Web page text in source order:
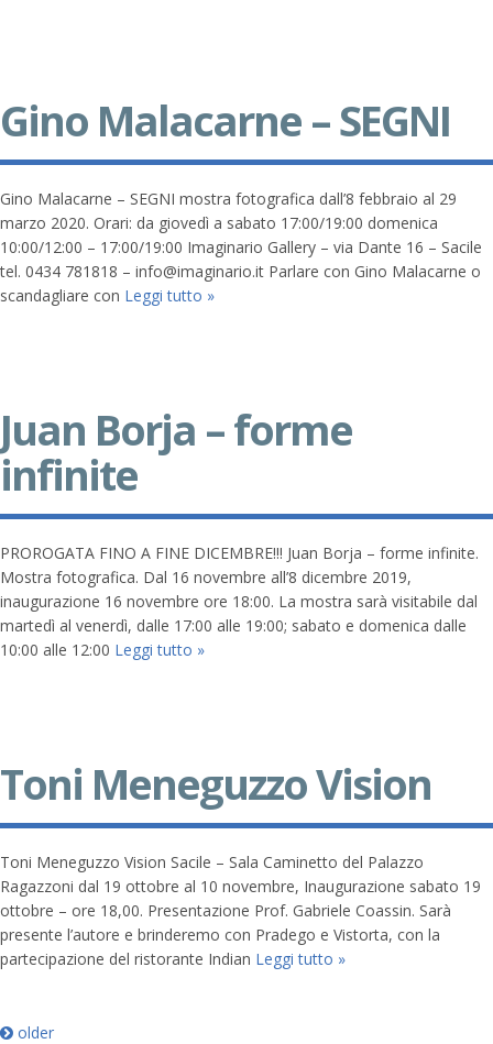
Gino Malacarne – SEGNI
Gino Malacarne – SEGNI mostra fotografica dall’8 febbraio al 29
marzo 2020. Orari: da giovedì a sabato 17:00/19:00 domenica
10:00/12:00 – 17:00/19:00 Imaginario Gallery – via Dante 16 – Sacile
tel. 0434 781818 – info@imaginario.it Parlare con Gino Malacarne o
scandagliare con Leggi tutto »
Juan Borja – forme
infinite
PROROGATA FINO A FINE DICEMBRE!!! Juan Borja – forme infinite.
Mostra fotografica. Dal 16 novembre all’8 dicembre 2019,
inaugurazione 16 novembre ore 18:00. La mostra sarà visitabile dal
martedì al venerdì, dalle 17:00 alle 19:00; sabato e domenica dalle
10:00 alle 12:00 Leggi tutto »
Toni Meneguzzo Vision
Toni Meneguzzo Vision Sacile – Sala Caminetto del Palazzo
Ragazzoni dal 19 ottobre al 10 novembre, Inaugurazione sabato 19
ottobre – ore 18,00. Presentazione Prof. Gabriele Coassin. Sarà
presente l’autore e brinderemo con Pradego e Vistorta, con la
partecipazione del ristorante Indian Leggi tutto »
older